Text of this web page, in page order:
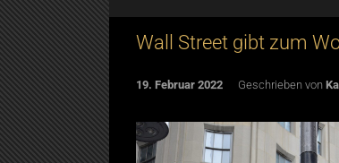
Wall Street gibt zum
19. Februar 2022 Geschrieben von